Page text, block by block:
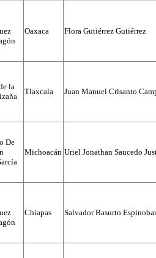
Oaxaca Flora Gutiérrez Gutiérrez
la
Tlaxcala Juan Manuel Crisanto
De
Michoacán Uriel Jonathan Saucedo
Chiapas Salvador Basurto